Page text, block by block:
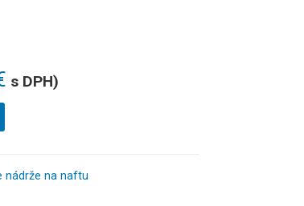
s DPH)
nádrže na naftu